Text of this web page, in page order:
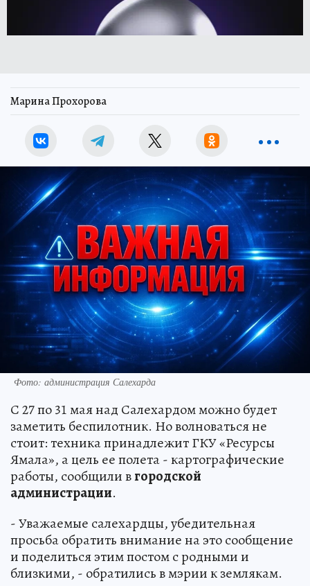
Марина Прохорова
Фото: администрация Салехарда
С 27 по 31 мая над Салехардом можно будет
заметить беспилотник. Но волноваться не
стоит: техника принадлежит ГКУ «Ресурсы
Ямала», а цель ее полета - картографические
работы, сообщили вгородской
администрации.
- Уважаемые салехардцы, убедительная
просьба обратить внимание на это сообщение
и поделиться этим постом с родными и
близкими, - обратились в мэрии к землякам.